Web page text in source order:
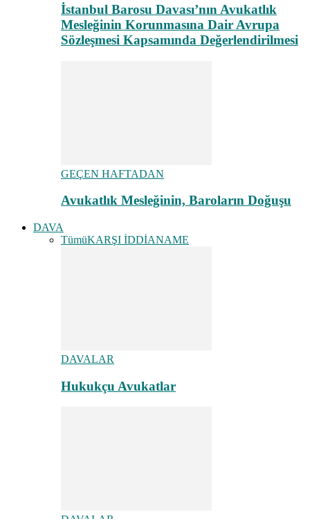
İstanbul Barosu Davası’nın Avukatlık
Mesleğinin Korunmasına Dair Avrupa
Sözleşmesi Kapsamında Değerlendirilmesi
GEÇEN HAFTADAN
Avukatlık Mesleğinin, Baroların Doğuşu
DAVA
TümüKARŞI İDDİANAME
DAVALAR
Hukukçu Avukatlar